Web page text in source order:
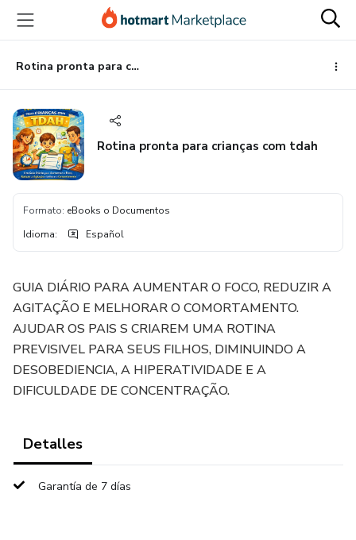
principal
página
de
página
Rotina pronta para crianças com tdah
Rotina pronta para crianças com tdah
Formato: eBooks o Documentos
Idioma: Español
GUIA DIÁRIO PARA AUMENTAR O FOCO, REDUZIR A
AGITAÇÃO E MELHORAR O COMORTAMENTO.
AJUDAR OS PAIS S CRIAREM UMA ROTINA
PREVISIVEL PARA SEUS FILHOS, DIMINUINDO A
DESOBEDIENCIA, A HIPERATIVIDADE E A
DIFICULDADE DE CONCENTRAÇÃO.
Detalles
Garantía de 7 días